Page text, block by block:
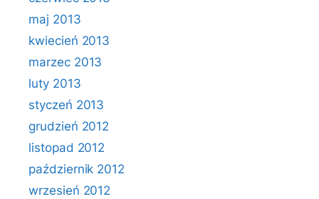
maj 2013
kwiecień 2013
marzec 2013
luty 2013
styczeń 2013
grudzień 2012
listopad 2012
październik 2012
wrzesień 2012